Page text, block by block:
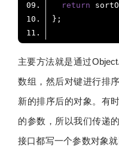
return
主要方法就是通过
数组，然后对键进行排
新的排序后的对象。有
的参数，所以我们传递
接口都写一个参数对象